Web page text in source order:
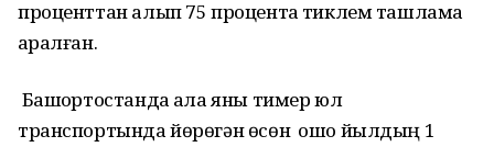
проценттан алып 75 процентҡа тиклем ташлама
ҡаралған.
Башҡортостанда ҡала яны тимер юл
транспортында йөрөгән өсөн ошо йылдың 1